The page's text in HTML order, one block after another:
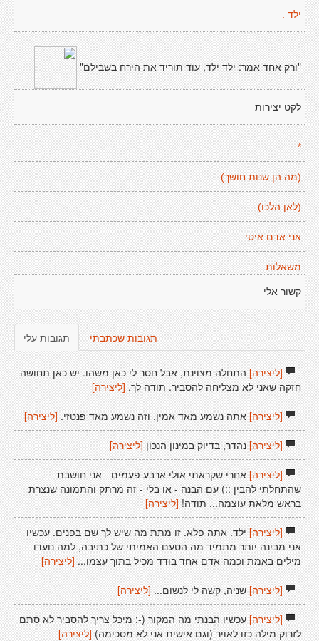
ילד .
"ורק אחד אמר: ילד ילד, עוד תוריד את הירח בשבילם"
לקט יצירות
*.
(מה הן שנות חושך)
(לאן הלכו)
אני אדם איטי
משאלות
קשור אלי
תגובות עלי תגובות שכתבתי
[ליצירה]התחלה מצוינת, אבל חסר לי כאן משהו. יש כאן תחושה
חזקה שאני לא מצליחה להסביר. תודה לך.[ליצירה]
[ליצירה]אתה נשמע מאד אמין. וזה נשמע מאד פנטזי. [ליצירה]
[ליצירה]נהדר, בדיוק במינון הנכון [ליצירה]
[ליצירה]אחרי שקראתי אולי ארבע פעמים - אני חושבת
שהתחלתי להבין ::) עם הבנה - או בלי - זה מרתק והתמונה שנצרת
בראש מלאת עוצמה... תודה! [ליצירה]
[ליצירה]ילד. אתה פלא. זו מתת מה שיש לך שם בפנים. עכשיו
אני מבינה יותר מתמיד מה הטעם האמיתי של כתיבה, למה נועדו
מילים באמת וכמה אדם אחד בודד מכיל בתוך עצמו... [ליצירה]
[ליצירה]שניה, קשה לי לנשום... [ליצירה]
[ליצירה]עכשיו הבנתי מה המקור (-: מיכל צריך להסביר לא סתם
לזרוק מילה כזו לאויר (וגם אישית אני לא מסכימה) [ליצירה]